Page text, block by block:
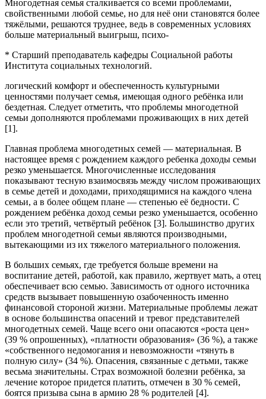
Многодетная семья сталкивается со всеми проблемами,
свойственными любой семье, но для неё они становятся более
тяжёлыми, решаются труднее, ведь в современных условиях
больше материальный выигрыш, психо-
* Старший преподаватель кафедры Социальной работы
Института социальных технологий.
логический комфорт и обеспеченность культурными
ценностями получает семья, имеющая одного ребёнка или
бездетная. Следует отметить, что проблемы многодетной
семьи дополняются проблемами проживающих в них детей
[1].
Главная проблема многодетных семей — материальная. В
настоящее время с рождением каждого ребенка доходы семьи
резко уменьшается. Многочисленные исследования
показывают тесную взаимосвязь между числом проживающих
в семье детей и доходами, приходящимися на каждого члена
семьи, а в более общем плане — степенью её бедности. С
рождением ребёнка доход семьи резко уменьшается, особенно
если это третий, четвёртый ребёнок [3]. Большинство других
проблем многодетной семьи являются производными,
вытекающими из их тяжелого материального положения.
В больших семьях, где требуется больше времени на
воспитание детей, работой, как правило, жертвует мать, а отец
обеспечивает всю семью. Зависимость от одного источника
средств вызывает повышенную озабоченность именно
финансовой стороной жизни. Материальные проблемы лежат
в основе большинства опасений и тревог представителей
многодетных семей. Чаще всего они опасаются «роста цен»
(39 % опрошенных), «платности образования» (36 %), а также
«собственного недомогания и невозможности «тянуть в
полную силу» (34 %). Опасения, связанные с детьми, также
весьма значительны. Страх возможной болезни ребёнка, за
лечение которое придется платить, отмечен в 30 % семей,
боятся призыва сына в армию 28 % родителей [4].